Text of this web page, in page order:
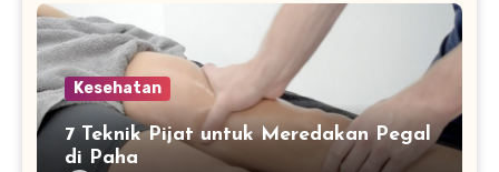
Kesehatan
7 Teknik Pijat untuk Meredakan Pegal
di Paha